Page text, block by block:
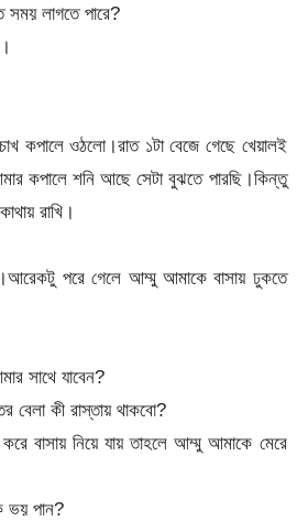
লাগতে পারে?
কপালে ওঠলো।রাত ১টা বেজে গেছে খেয়ালই
কপালে শনি আছে সেটা বুঝতে পারছি।কিন্তু
রাখি।
পরে গেলে আম্মু আমাকে বাসায় ঢুকতে
সাথে যাবেন?
বেলা কী রাস্তায় থাকবো?
বাসায় নিয়ে যায় তাহলে আম্মু আমাকে মেরে
ভয় পান?